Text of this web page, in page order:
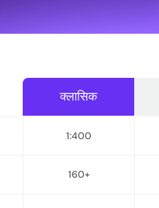
क्लासिक
1:400
160+